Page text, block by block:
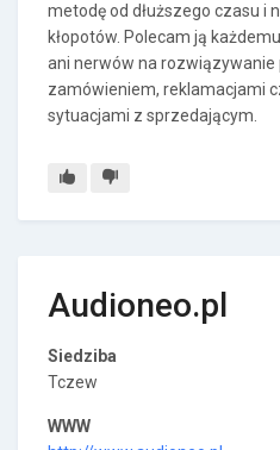
metodę od dłuższego czasu i
kłopotów. Polecam ją
ani nerwów na rozwiązywanie
zamówieniem, reklamacjami
sytuacjami z sprzedającym.
Audioneo.pl
Siedziba
Tczew
WWW